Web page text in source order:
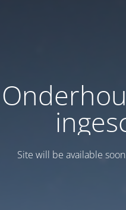
Site will be available